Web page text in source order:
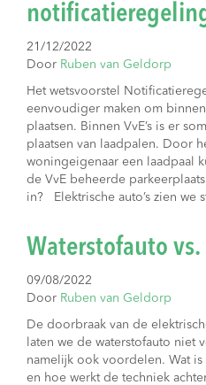
21/12/2022
Door Ruben van Geldorp
Het wetsvoorstel
eenvoudiger maken om
plaatsen. Binnen VvE’s is er
plaatsen van laadpalen. Door
woningeigenaar een laadpaal
de VvE beheerde
in? Elektrische auto’s zien we
Waterstofauto
09/08/2022
Door Ruben van Geldorp
De doorbraak van de
laten we de waterstofauto niet
namelijk ook voordelen. Wat
en hoe werkt de techniek